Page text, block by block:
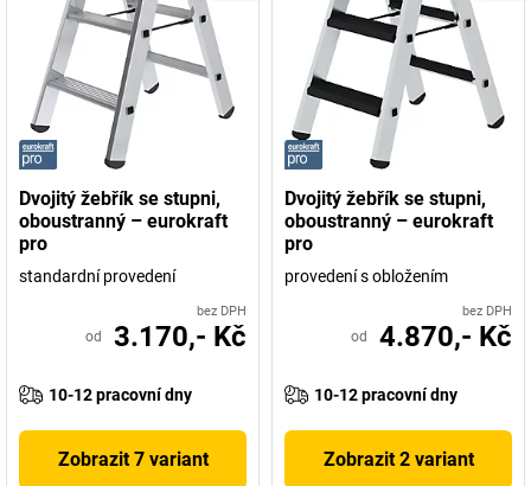
Dvojitý žebřík se stupni,
oboustranný – eurokraft
pro
standardní provedení
bez DPH
od 3.170,- Kč
10-12 pracovní dny
Zobrazit 7 variant
Dvojitý žebřík se stupni,
oboustranný – eurokraft
pro
provedení s obložením
bez DPH
od 4.870,- Kč
10-12 pracovní dny
Zobrazit 2 variant